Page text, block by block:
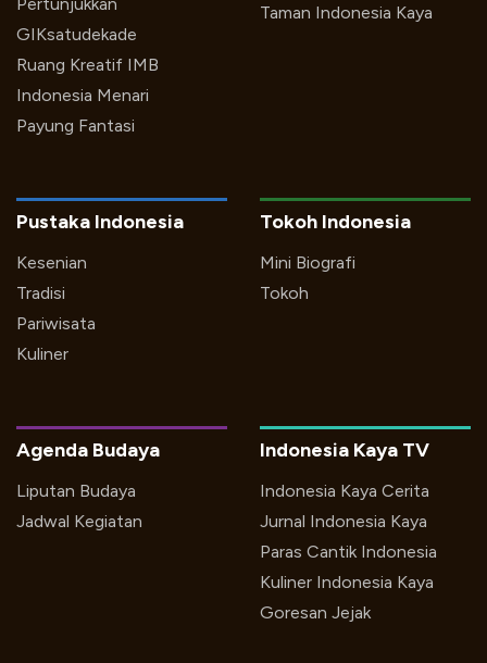
GIKsatudekade
Ruang Kreatif IMB
Indonesia Menari
Payung Fantasi
Taman Indonesia Kaya
Pustaka Indonesia
Kesenian
Tradisi
Pariwisata
Kuliner
Tokoh Indonesia
Mini Biografi
Tokoh
Indonesia Kaya TV
Indonesia Kaya Cerita
Jurnal Indonesia Kaya
Paras Cantik Indonesia
Kuliner Indonesia Kaya
Goresan Jejak
Agenda Budaya
Liputan Budaya
Jadwal Kegiatan